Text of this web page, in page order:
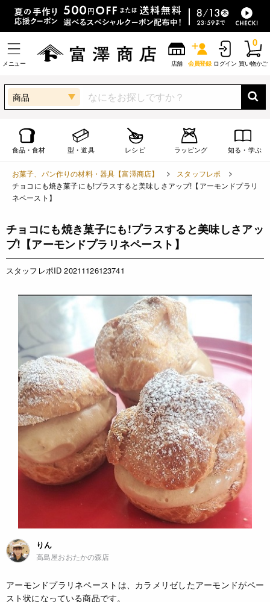
メニュー 店舗 会員登録 ログイン 買い物かご
0
商品
食品・食材 型・道具 レシピ ラッピング 知る・学ぶ
お菓子、パン作りの材料・器具【富澤商店】
スタッフレポ
チョコにも焼き菓子にも!プラスすると美味しさアップ!【アーモンドプラリ
ネペースト】
チョコにも焼き菓子にも!プラスすると美味しさアッ
プ!【アーモンドプラリネペースト】
スタッフレポID 20211126123741
りん
高島屋おおたかの森店
アーモンドプラリネペーストは、カラメリゼしたアーモンドがペー
スト状になっている商品です。